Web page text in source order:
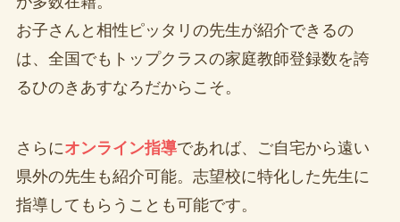
お子さんと相性ピッタリの先生が紹介できるの
は、全国でもトップクラスの家庭教師登録数を誇
るひのきあすなろだからこそ。
さらにオンライン指導であれば、ご自宅から遠い
県外の先生も紹介可能。志望校に特化した先生に
指導してもらうことも可能です。